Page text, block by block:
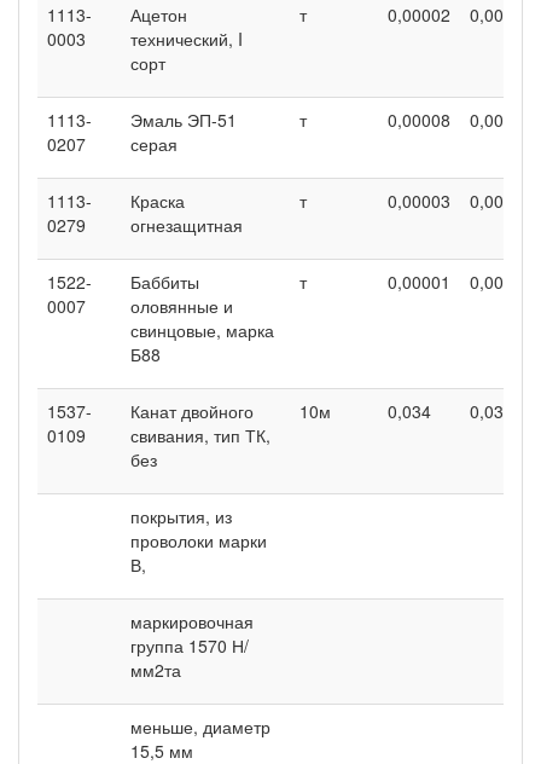
1113-
0003
Ацетон
технический, I
сорт
т 0,00002 0,00002
1113-
0207
Эмаль ЭП-51
серая
т 0,00008 0,00008
1113-
0279
Краска
огнезащитная
т 0,00003 0,00003
1522-
0007
Баббиты
оловянные и
свинцовые, марка
Б88
т 0,00001 0,00001
1537-
0109
Канат двойного
свивания, тип ТК,
без
10м 0,034 0,034
покрытия, из
проволоки марки
В,
маркировочная
группа 1570 Н/
мм2та
меньше, диаметр
15,5 мм